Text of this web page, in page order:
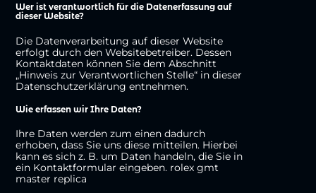
Wer ist verantwortlich für die Datenerfassung auf
dieser Website?
Die Datenverarbeitung auf dieser Website
erfolgt durch den Websitebetreiber. Dessen
Kontaktdaten können Sie dem Abschnitt
„Hinweis zur Verantwortlichen Stelle“ in dieser
Datenschutzerklärung entnehmen.
Wie erfassen wir Ihre Daten?
Ihre Daten werden zum einen dadurch
erhoben, dass Sie uns diese mitteilen. Hierbei
kann es sich z. B. um Daten handeln, die Sie in
ein Kontaktformular eingeben. rolex gmt
master replica